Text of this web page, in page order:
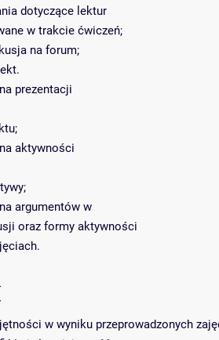
dotyczące lektur
w trakcie ćwiczeń;
na forum;
prezentacji
aktywności
argumentów w
oraz formy aktywności
w wyniku przeprowadzonych